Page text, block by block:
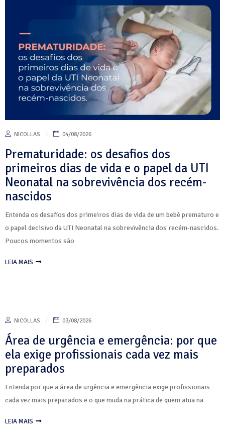
NICOLLAS 04/08/2026
Prematuridade: os desafios dos
primeiros dias de vida e o papel da UTI
Neonatal na sobrevivência dos recém-
nascidos
Entenda os desafios dos primeiros dias de vida de um bebê prematuro e
o papel decisivo da UTI Neonatal na sobrevivência dos recém-nascidos.
Poucos momentos são
LEIA MAIS
NICOLLAS 03/08/2026
Área de urgência e emergência: por que
ela exige profissionais cada vez mais
preparados
Entenda por que a área de urgência e emergência exige profissionais
cada vez mais preparados e o que muda na prática de quem atua na
LEIA MAIS